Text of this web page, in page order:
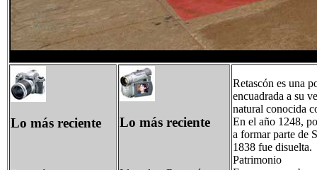
Lo más reciente Lo más reciente
Retascón es una
encuadrada a su
natural conocida
En el año 1248,
a formar parte de
1838 fue disuelta.
Patrimonio